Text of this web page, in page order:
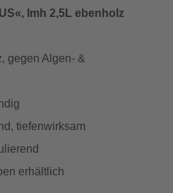
lmh 2,5L ebenholz
gegen Algen- &
tiefenwirksam
erhältlich